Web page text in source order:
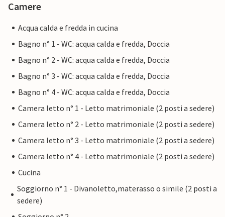
Camere
Acqua calda e fredda in cucina
Bagno n° 1 - WC: acqua calda e fredda, Doccia
Bagno n° 2 - WC: acqua calda e fredda, Doccia
Bagno n° 3 - WC: acqua calda e fredda, Doccia
Bagno n° 4 - WC: acqua calda e fredda, Doccia
Camera letto n° 1 - Letto matrimoniale (2 posti a sedere)
Camera letto n° 2 - Letto matrimoniale (2 posti a sedere)
Camera letto n° 3 - Letto matrimoniale (2 posti a sedere)
Camera letto n° 4 - Letto matrimoniale (2 posti a sedere)
Cucina
Soggiorno n° 1 - Divanoletto,materasso o simile (2 posti a
sedere)